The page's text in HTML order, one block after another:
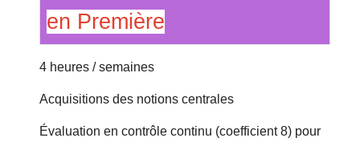
en Première
4 heures / semaines
Acquisitions des notions centrales
Évaluation en contrôle continu (coefficient 8) pour